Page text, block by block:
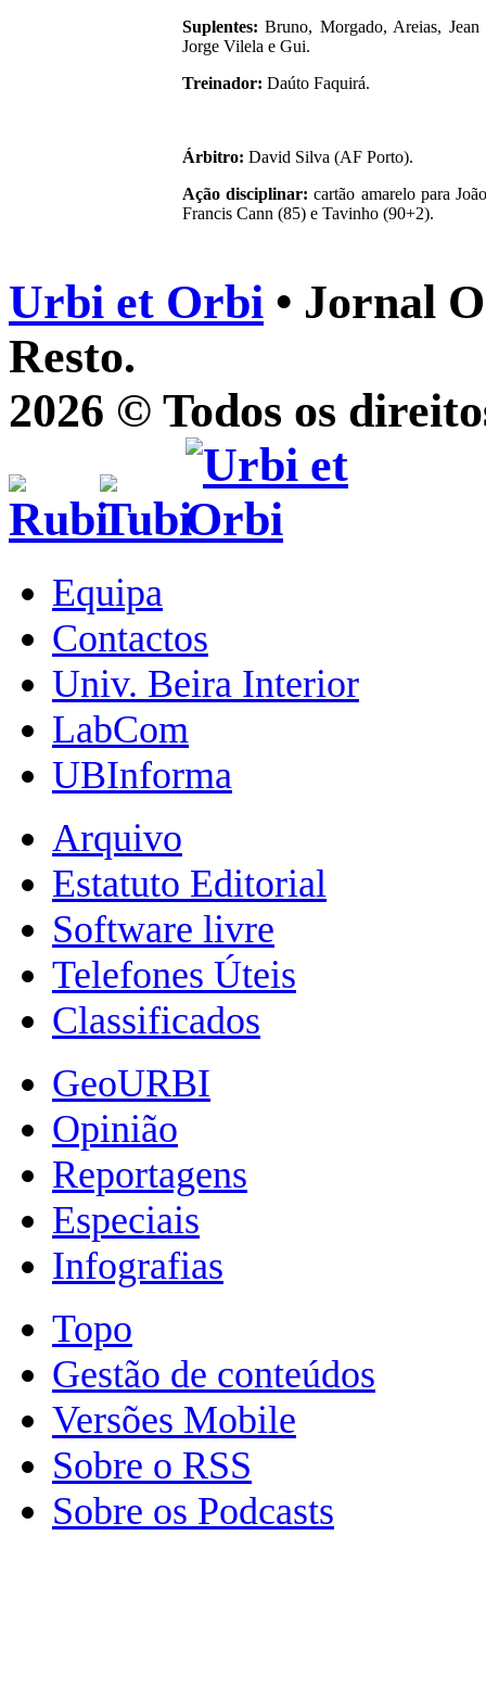
Suplentes:Bruno, Morgado, Areias,
Jorge Vilela e Gui.
Treinador: Daúto Faquirá.
Árbitro: David Silva (AF Porto).
Ação disciplinar:cartão amarelo para
Francis Cann (85) e Tavinho (90+2).
Urbi et Orbi • Jornal
Resto.
2026 © Todos os
Equipa
Contactos
Univ. Beira Interior
LabCom
UBInforma
Arquivo
Estatuto Editorial
Software livre
Telefones Úteis
Classificados
GeoURBI
Opinião
Reportagens
Especiais
Infografias
Topo
Gestão de conteúdos
Versões Mobile
Sobre o RSS
Sobre os Podcasts